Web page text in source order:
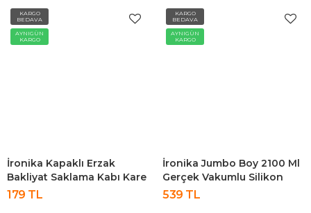
KARGO
BEDAVA
AYNIGÜN
KARGO
İronika Kapaklı Erzak
Bakliyat Saklama Kabı Kare
Saklama Kutusu Seti 12
179 TL
KARGO
BEDAVA
AYNIGÜN
KARGO
İronika Jumbo Boy 2100 Ml
Gerçek Vakumlu Silikon
Kapaklı Kristal Erzak
539 TL